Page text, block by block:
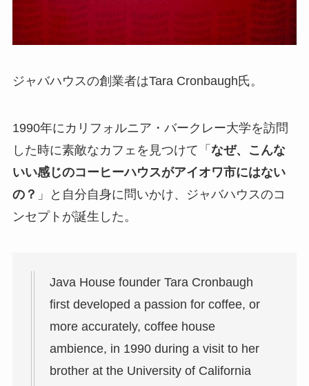
ジャバハウスの創業者はTara Cronbaugh氏。
1990年にカリフォルニア・バークレー大学を訪問
した時に素敵なカフェを見つけて「 なぜ、こんな
いい感じのコーヒーハウスがアイオワ市にはない
の？ 」と自分自身に問いかけ、ジャバハウスのコ
ンセプトが誕生した。
Java House founder Tara Cronbaugh
first developed a passion for coffee, or
more accurately, coffee house
ambience, in 1990 during a visit to her
brother at the University of California